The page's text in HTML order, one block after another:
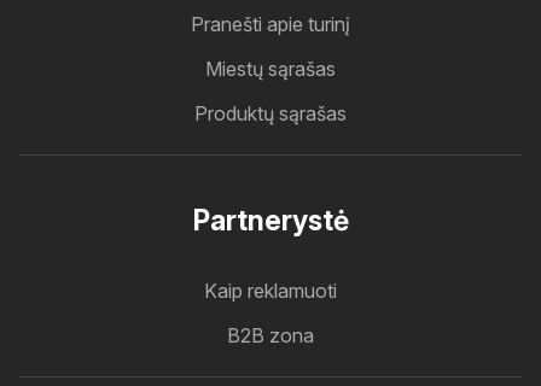
Pranešti apie turinį
Miestų sąrašas
Produktų sąrašas
Partnerystė
Kaip reklamuoti
B2B zona